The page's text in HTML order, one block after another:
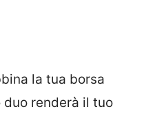
la tua borsa
duo renderà il tuo